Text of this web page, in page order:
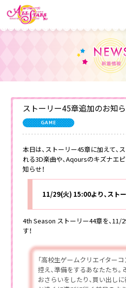
ストーリー45章追加のお知
GAME
本日は、ストーリー45章に加えて、
れる3D楽曲や、Aqoursのキズナエ
知らせ！
11/29(火) 15:00より、スト
4th Season ストーリー44章を、11/
す！
「高校生ゲームクリエイター
控え、準備をするあなたたち
おさらいをしたり、買い出し